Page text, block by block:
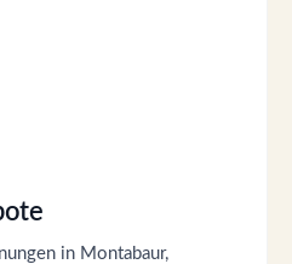
in Montabaur,